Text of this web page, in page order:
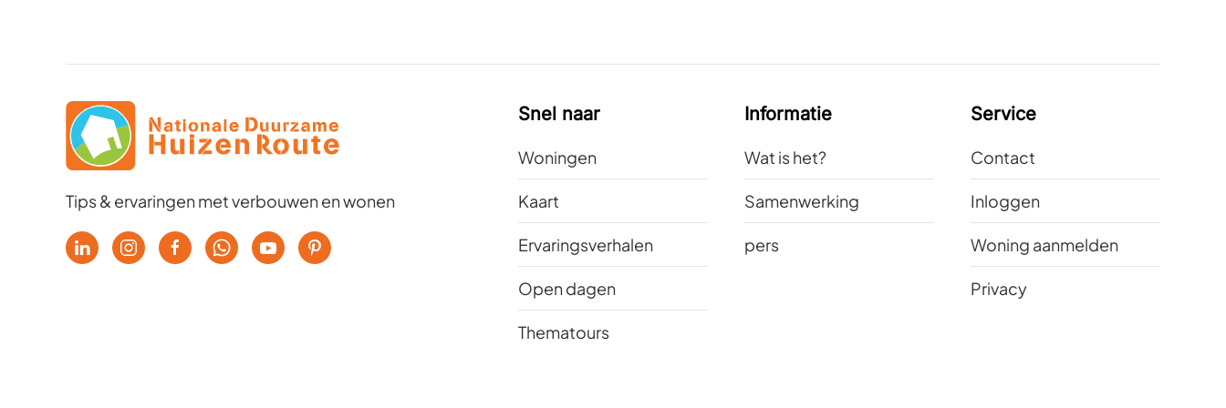
Tips & ervaringen met verbouwen en wonen
Snel naar
Woningen
Kaart
Ervaringsverhalen
Open dagen
Thematours
Informatie
Wat is het?
Samenwerking
pers
Service
Contact
Inloggen
Woning aanmelden
Privacy